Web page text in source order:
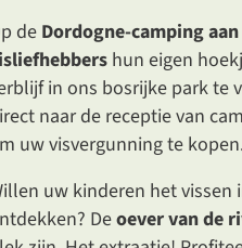
deDordogne-camping
hun eigen
in ons bosrijke park te
naar de receptie van
uw visvergunning te
uw kinderen het vissen
Deoever van de